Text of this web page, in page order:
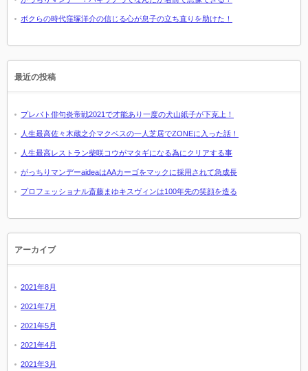
ボクらの時代窪塚洋介の信じる心が息子の立ち直りを助けた！
最近の投稿
プレバト俳句炎帝戦2021で才能あり一度の犬山紙子が下克上！
人生最高佐々木蔵之介マクベスの一人芝居でZONEに入った話！
人生最高レストラン柴咲コウがマタギになる為にクリアする事
がっちりマンデーaideaはAAカーゴをマックに採用されて急成長
プロフェッショナル斎藤まゆキスヴィンは100年先の笑顔を造る
アーカイブ
2021年8月
2021年7月
2021年5月
2021年4月
2021年3月